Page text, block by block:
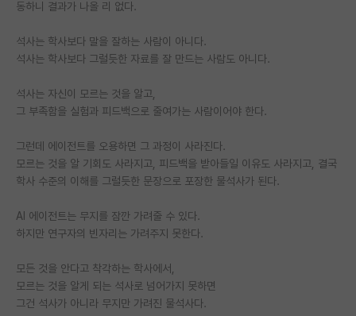
동하니 결과가 나올 리 없다.
석사는 학사보다 말을 잘하는 사람이 아니다.
석사는 학사보다 그럴듯한 자료를 잘 만드는 사람도 아니다.
석사는 자신이 모르는 것을 알고,
그 부족함을 실험과 피드백으로 줄여가는 사람이어야 한다.
그런데 에이전트를 오용하면 그 과정이 사라진다.
모르는 것을 알 기회도 사라지고, 피드백을 받아들일 이유도 사라지고, 결국
학사 수준의 이해를 그럴듯한 문장으로 포장한 물석사가 된다.
AI 에이전트는 무지를 잠깐 가려줄 수 있다.
하지만 연구자의 빈자리는 가려주지 못한다.
모든 것을 안다고 착각하는 학사에서,
모르는 것을 알게 되는 석사로 넘어가지 못하면
그건 석사가 아니라 무지만 가려진 물석사다.